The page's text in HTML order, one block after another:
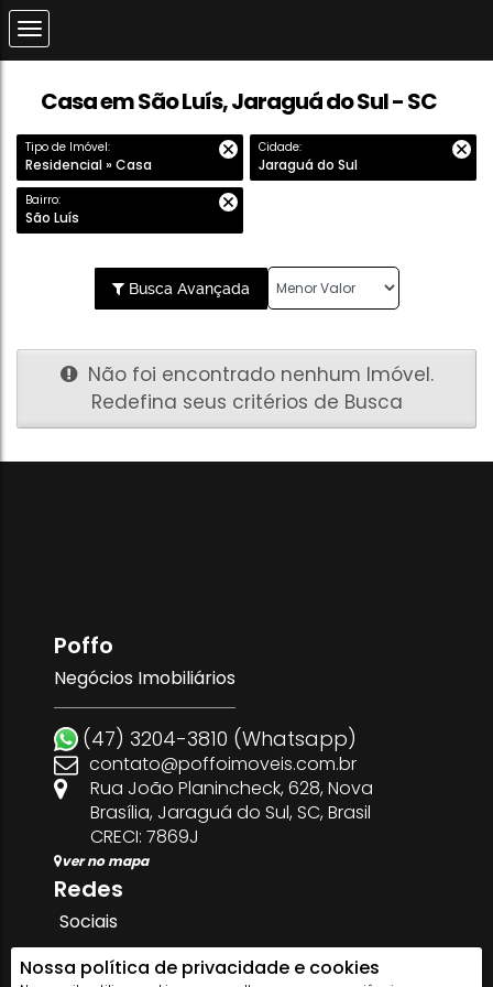
Nossa política de privacidade e cookies
Casa em São Luís, Jaraguá do Sul - SC
Tipo de Imóvel:
Residencial » Casa
Cidade:
Jaraguá do Sul
Bairro:
São Luís
Busca Avançada
Não foi encontrado nenhum Imóvel.
Redefina seus critérios de Busca
Poffo
Negócios Imobiliários
(47) 3204-3810 (Whatsapp)
contato@poffoimoveis.com.br
Rua João Planincheck, 628, Nova
Brasília, Jaraguá do Sul, SC, Brasil
CRECI: 7869J
ver no mapa
Redes
Sociais